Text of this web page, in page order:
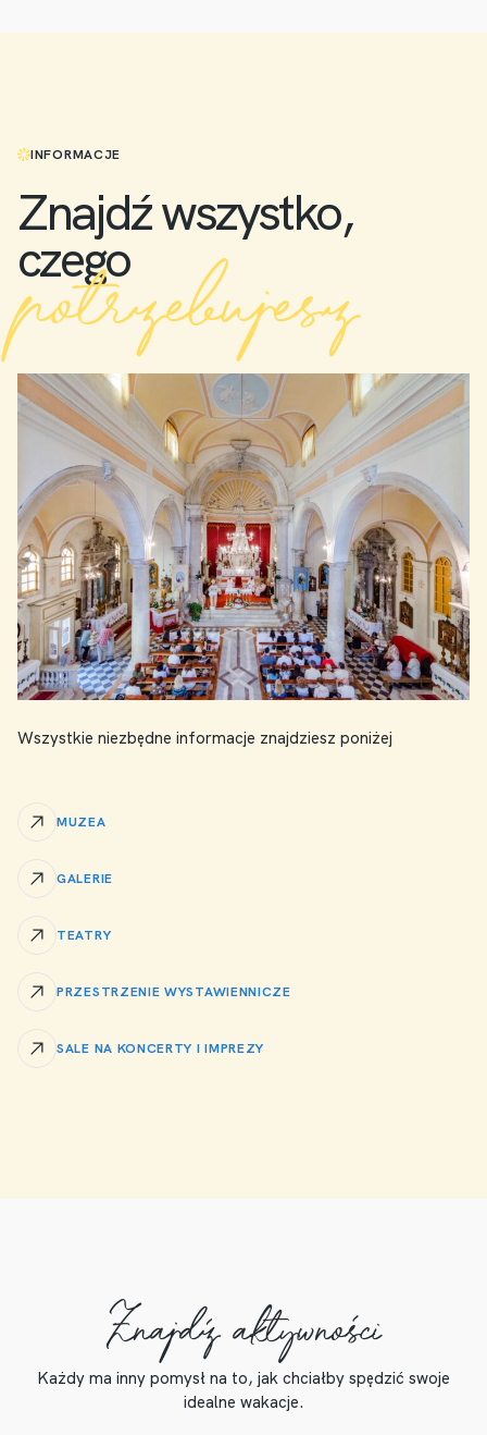
INFORMACJE
Znajdź wszystko,
czego
potrzebujesz
Wszystkie niezbędne informacje znajdziesz poniżej
MUZEA
GALERIE
TEATRY
PRZESTRZENIE WYSTAWIENNICZE
SALE NA KONCERTY I IMPREZY
Znajdź aktywności
Każdy ma inny pomysł na to, jak chciałby spędzić swoje
idealne wakacje.